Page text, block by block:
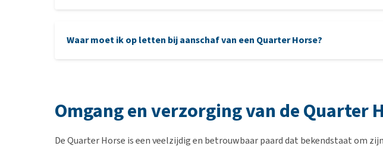
Waar moet ik op letten bij aanschaf van een Quarter Horse?
Omgang en verzorging van de Quarter
De Quarter Horse is een veelzijdig en betrouwbaar paard dat bekendstaat om